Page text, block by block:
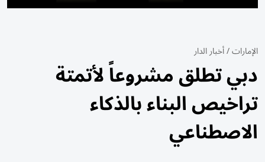
الإمارات/أخبار الدار
دبي تطلق مشروعاً لأتمتة
تراخيص البناء بالذكاء
الاصطناعي